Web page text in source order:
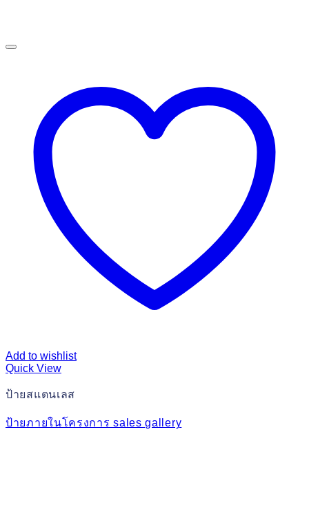
Add to wishlist
Quick View
ป้ายสแตนเลส
ป้ายภายในโครงการ sales gallery